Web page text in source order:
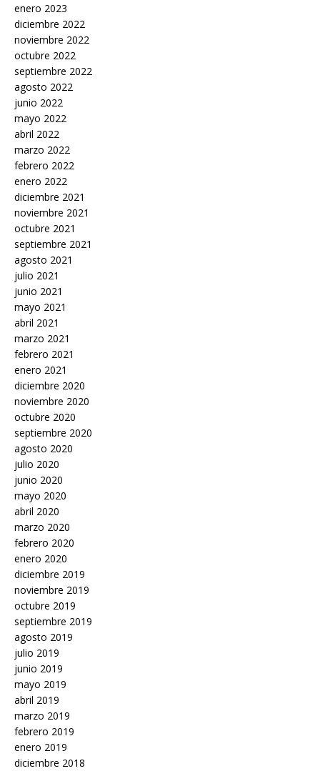
enero 2023
diciembre 2022
noviembre 2022
octubre 2022
septiembre 2022
agosto 2022
junio 2022
mayo 2022
abril 2022
marzo 2022
febrero 2022
enero 2022
diciembre 2021
noviembre 2021
octubre 2021
septiembre 2021
agosto 2021
julio 2021
junio 2021
mayo 2021
abril 2021
marzo 2021
febrero 2021
enero 2021
diciembre 2020
noviembre 2020
octubre 2020
septiembre 2020
agosto 2020
julio 2020
junio 2020
mayo 2020
abril 2020
marzo 2020
febrero 2020
enero 2020
diciembre 2019
noviembre 2019
octubre 2019
septiembre 2019
agosto 2019
julio 2019
junio 2019
mayo 2019
abril 2019
marzo 2019
febrero 2019
enero 2019
diciembre 2018